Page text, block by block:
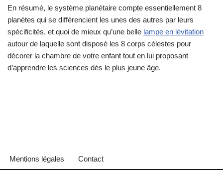
En résumé, le système planétaire compte essentiellement 8
planètes qui se différencient les unes des autres par leurs
spécificités, et quoi de mieux qu’une belle lampe en lévitation
autour de laquelle sont disposé les 8 corps célestes pour
décorer la chambre de votre enfant tout en lui proposant
d’apprendre les sciences dès le plus jeune âge.
Mentions légales Contact